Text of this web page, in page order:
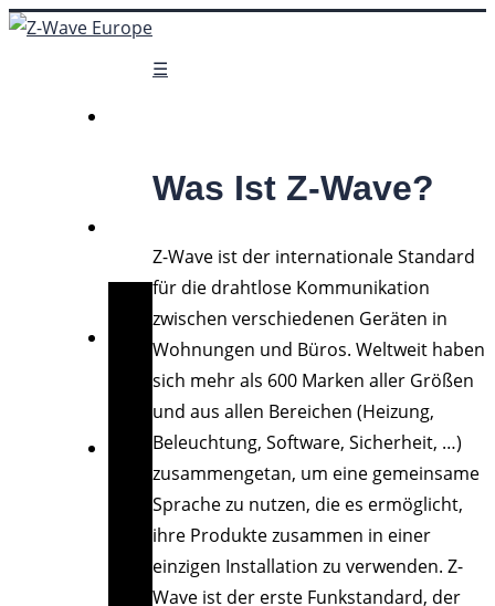
☰
Was Ist Z-Wave?
Z-Wave ist der internationale Standard
für die drahtlose Kommunikation
zwischen verschiedenen Geräten in
Wohnungen und Büros. Weltweit haben
sich mehr als 600 Marken aller Größen
und aus allen Bereichen (Heizung,
Beleuchtung, Software, Sicherheit, …)
zusammengetan, um eine gemeinsame
Sprache zu nutzen, die es ermöglicht,
ihre Produkte zusammen in einer
einzigen Installation zu verwenden. Z-
Wave ist der erste Funkstandard, der